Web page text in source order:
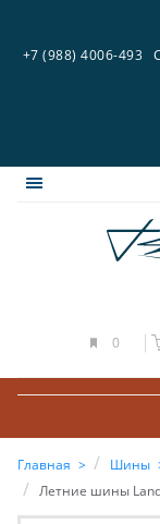
+7 (988) 4006-493
0
Главная Шины
Летние шины